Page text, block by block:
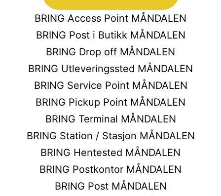
BRING Access Point MÅNDALEN
BRING Post i Butikk MÅNDALEN
BRING Drop off MÅNDALEN
BRING Utleveringssted MÅNDALEN
BRING Service Point MÅNDALEN
BRING Pickup Point MÅNDALEN
BRING Terminal MÅNDALEN
BRING Station / Stasjon MÅNDALEN
BRING Hentested MÅNDALEN
BRING Postkontor MÅNDALEN
BRING Post MÅNDALEN